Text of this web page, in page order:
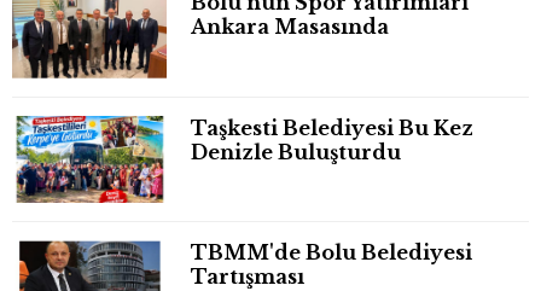
Ankara Masasında
Taşkesti Belediyesi Bu Kez
Denizle Buluşturdu
TBMM'de Bolu Belediyesi
Tartışması